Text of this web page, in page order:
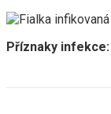
Příznaky infekce: